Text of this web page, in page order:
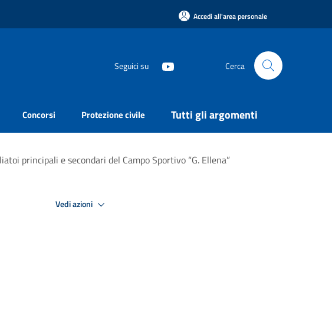
Accedi all'area personale
Seguici su Cerca
Concorsi Protezione civile Tutti gli argomenti
principali e secondari del Campo Sportivo “G. Ellena”
Vedi azioni